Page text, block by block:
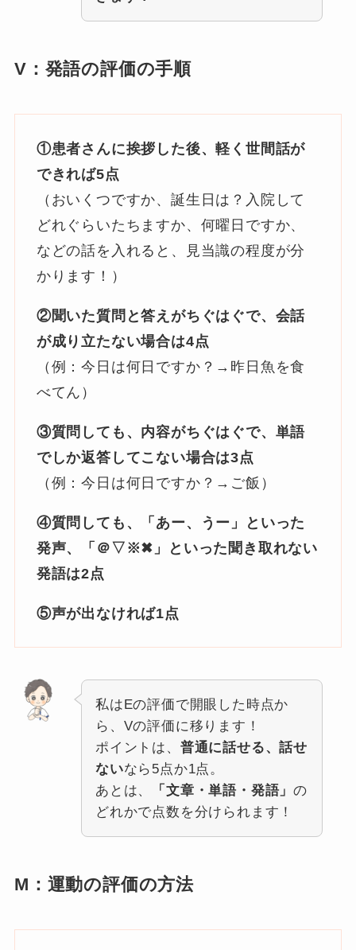
V：発語の評価の手順
①患者さんに挨拶した後、軽く世間話が
できれば5点
（おいくつですか、誕生日は？入院して
どれぐらいたちますか、何曜日ですか、
などの話を入れると、見当識の程度が分
かります！）
②聞いた質問と答えがちぐはぐで、会話
が成り立たない場合は4点
（例：今日は何日ですか？→昨日魚を食
べてん）
③質問しても、内容がちぐはぐで、単語
でしか返答してこない場合は3点
（例：今日は何日ですか？→ご飯）
④質問しても、「あー、うー」といった
発声、「＠▽※✖」といった聞き取れない
発語は2点
⑤声が出なければ1点
私はEの評価で開眼した時点か
ら、Vの評価に移ります！
ポイントは、 普通に話せる、話せ
ないなら5点か1点。
あとは、
「文章・単語・発語」の
どれかで点数を分けられます！
M：運動の評価の方法